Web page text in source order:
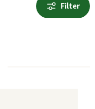
Filter